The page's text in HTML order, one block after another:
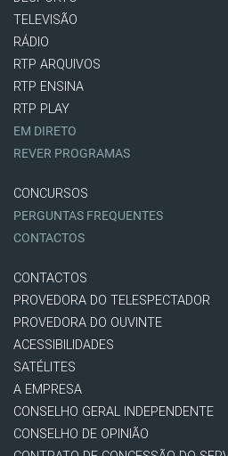
TELEVISÃO
RÁDIO
RTP ARQUIVOS
RTP ENSINA
RTP PLAY
EM DIRETO
REVER PROGRAMAS
CONCURSOS
PERGUNTAS FREQUENTES
CONTACTOS
CONTACTOS
PROVEDORA DO TELESPECTADOR
PROVEDORA DO OUVINTE
ACESSIBILIDADES
SATÉLITES
A EMPRESA
CONSELHO GERAL INDEPENDENTE
CONSELHO DE OPINIÃO